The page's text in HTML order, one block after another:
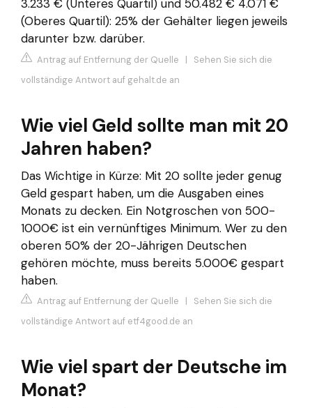
3.233 € (Unteres Quartil) und 50.482 € 4.071 €
(Oberes Quartil): 25% der Gehälter liegen jeweils
darunter bzw. darüber.
Antrag auf Entfernung der Quelle | Sehen Sie sich die
vollständige Antwort auf gehalt.de an
Wie viel Geld sollte man mit 20
Jahren haben?
Das Wichtige in Kürze: Mit 20 sollte jeder genug
Geld gespart haben, um die Ausgaben eines
Monats zu decken. Ein Notgroschen von 500-
1000€ ist ein vernünftiges Minimum. Wer zu den
oberen 50% der 20-Jährigen Deutschen
gehören möchte, muss bereits 5.000€ gespart
haben.
Antrag auf Entfernung der Quelle | Sehen Sie sich die
vollständige Antwort auf etf4good.de an
Wie viel spart der Deutsche im
Monat?